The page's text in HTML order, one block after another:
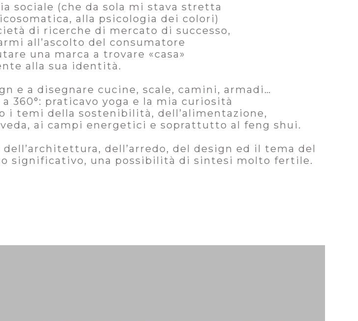
sociale (che da sola mi stava stretta
alla psicologia dei colori)
di ricerche di mercato di successo,
all’ascolto del consumatore
una marca a trovare «casa»
alla sua identità.
e a disegnare cucine, scale, camini, armadi…
360°: praticavo yoga e la mia curiosità
i temi della sostenibilità, dell’alimentazione,
ai campi energetici e soprattutto al feng shui.
dell’arredo, del design ed il tema del
significativo, una possibilità di sintesi molto fertile.